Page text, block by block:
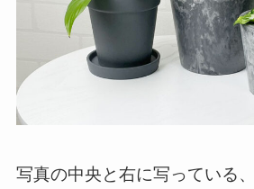
写真の中央と右に写っている